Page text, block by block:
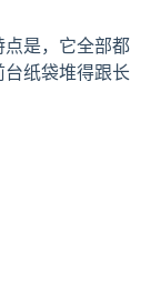
是，它全部都
纸袋堆得跟长